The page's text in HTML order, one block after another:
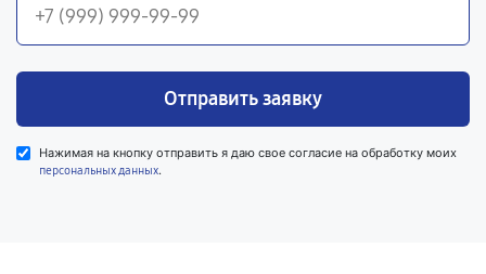
Отправить заявку
Нажимая на кнопку отправить я даю свое согласие на обработку моих
персональных данных.